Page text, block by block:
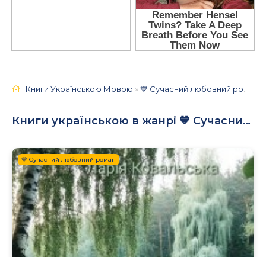
Книги Українською Мовою »💙 Сучасний любовний роман
Книги українською в жанрі 💙 Сучасний любовний роман
💙 Сучасний любовний роман